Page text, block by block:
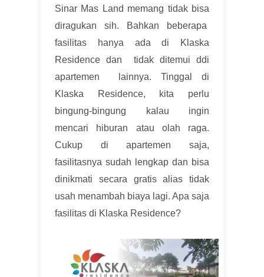
Sinar Mas Land memang tidak bisa
diragukan sih. Bahkan beberapa
fasilitas hanya ada di Klaska
Residence dan tidak ditemui ddi
apartemen lainnya. Tinggal di
Klaska Residence, kita perlu
bingung-bingung kalau ingin
mencari hiburan atau olah raga.
Cukup di apartemen saja,
fasilitasnya sudah lengkap dan bisa
dinikmati secara gratis alias tidak
usah menambah biaya lagi. Apa saja
fasilitas di Klaska Residence?